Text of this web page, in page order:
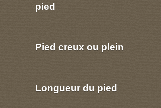
pied
Pied creux ou plein
Longueur du pied